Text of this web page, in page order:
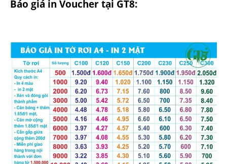
Báo giá in Voucher tại GT8: